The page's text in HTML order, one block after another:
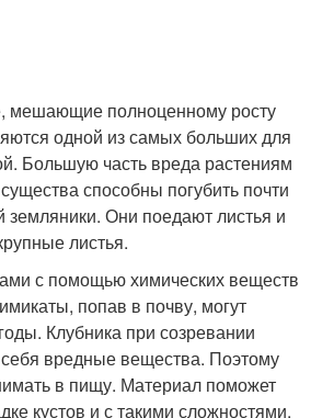
мешающие полноценному росту
одной из самых больших для
Большую часть вреда растениям
способны погубить почти
земляники. Они поедают листья и
листья.
с помощью химических веществ
попав в почву, могут
Клубника при созревании
себя вредные вещества. Поэтому
в пищу. Материал поможет
кустов и с такими сложностями.